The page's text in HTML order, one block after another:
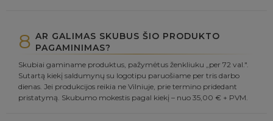
8 AR GALIMAS SKUBUS ŠIO PRODUKTO
PAGAMINIMAS?
Skubiai gaminame produktus, pažymėtus ženkliuku „per 72 val.".
Sutartą kiekį saldumynų su logotipu paruošiame per tris darbo
dienas. Jei produkcijos reikia ne Vilniuje, prie termino pridedant
pristatymą. Skubumo mokestis pagal kiekį – nuo 35,00 € + PVM.